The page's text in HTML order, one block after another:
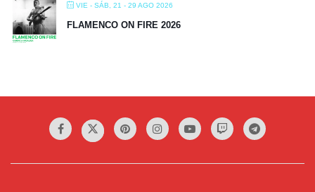
VIE - SÁB, 21 - 29 AGO 2026
FLAMENCO ON FIRE 2026